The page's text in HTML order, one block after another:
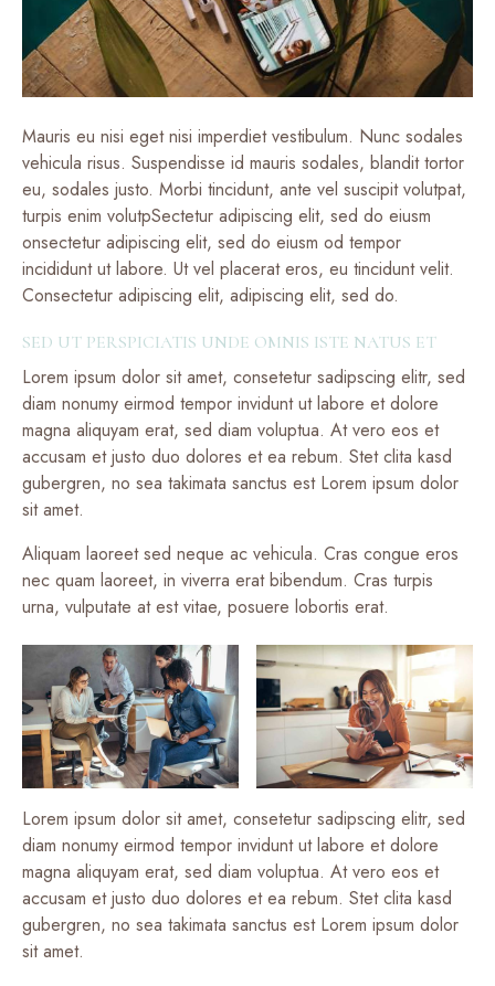
Mauris eu nisi eget nisi imperdiet vestibulum. Nunc sodales
vehicula risus. Suspendisse id mauris sodales, blandit tortor
eu, sodales justo. Morbi tincidunt, ante vel suscipit volutpat,
turpis enim volutpSectetur adipiscing elit, sed do eiusm
onsectetur adipiscing elit, sed do eiusm od tempor
incididunt ut labore. Ut vel placerat eros, eu tincidunt velit.
Consectetur adipiscing elit, adipiscing elit, sed do.
SED UT PERSPICIATIS UNDE OMNIS ISTE NATUS ET
Lorem ipsum dolor sit amet, consetetur sadipscing elitr, sed
diam nonumy eirmod tempor invidunt ut labore et dolore
magna aliquyam erat, sed diam voluptua. At vero eos et
accusam et justo duo dolores et ea rebum. Stet clita kasd
gubergren, no sea takimata sanctus est Lorem ipsum dolor
sit amet.
Aliquam laoreet sed neque ac vehicula. Cras congue eros
nec quam laoreet, in viverra erat bibendum. Cras turpis
urna, vulputate at est vitae, posuere lobortis erat.
Lorem ipsum dolor sit amet, consetetur sadipscing elitr, sed
diam nonumy eirmod tempor invidunt ut labore et dolore
magna aliquyam erat, sed diam voluptua. At vero eos et
accusam et justo duo dolores et ea rebum. Stet clita kasd
gubergren, no sea takimata sanctus est Lorem ipsum dolor
sit amet.